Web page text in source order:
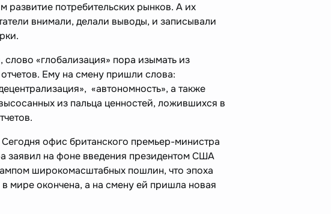
развитие потребительских рынков. А их
внимали, делали выводы, и записывали
слово «глобализация» пора изымать из
Ему на смену пришли слова:
«автономность», а также
из пальца ценностей, ложившихся в
офис британского премьер-министра
заявил на фоне введения президентом США
широкомасштабных пошлин, что эпоха
в мире окончена, а на смену ей пришла новая